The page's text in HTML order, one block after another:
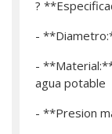
?
-
-
agua potable
- **Presion